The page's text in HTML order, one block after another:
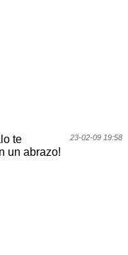
23-02-09 19:58
te
un abrazo!